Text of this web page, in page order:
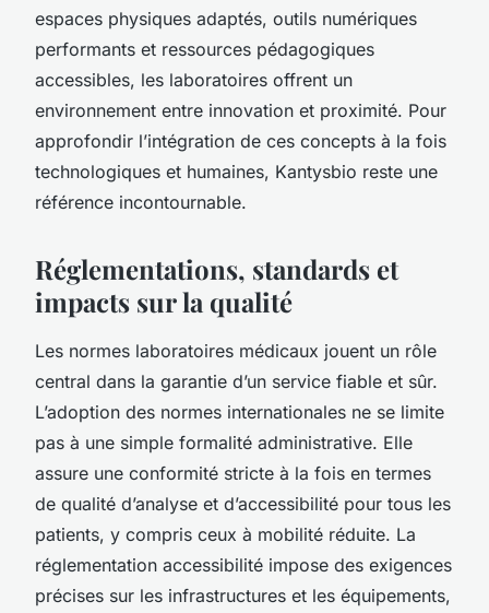
espaces physiques adaptés, outils numériques
performants et ressources pédagogiques
accessibles, les laboratoires offrent un
environnement entre innovation et proximité. Pour
approfondir l’intégration de ces concepts à la fois
technologiques et humaines, Kantysbio reste une
référence incontournable.
Réglementations, standards et
impacts sur la qualité
Les normes laboratoires médicaux jouent un rôle
central dans la garantie d’un service fiable et sûr.
L’adoption des normes internationales ne se limite
pas à une simple formalité administrative. Elle
assure une conformité stricte à la fois en termes
de qualité d’analyse et d’accessibilité pour tous les
patients, y compris ceux à mobilité réduite. La
réglementation accessibilité impose des exigences
précises sur les infrastructures et les équipements,